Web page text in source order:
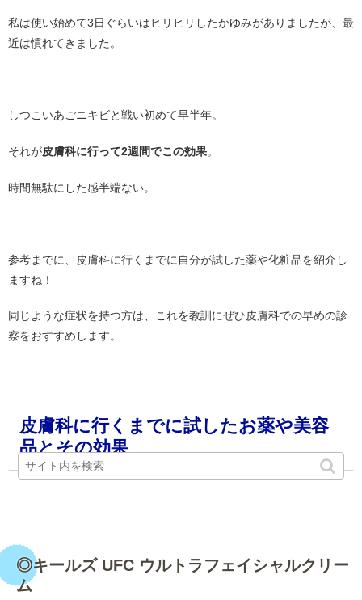
私は使い始めて3日ぐらいはヒリヒリしたかゆみがありましたが、最
近は慣れてきました。
しつこいあごニキビと戦い初めて早半年。
それが皮膚科に行って2週間でこの効果。
時間無駄にした感半端ない。
参考までに、皮膚科に行くまでに自分が試した薬や化粧品を紹介し
ますね！
同じような症状を持つ方は、これを教訓にぜひ皮膚科での早めの診
察をおすすめします。
皮膚科に行くまでに試したお薬や美容
品とその効果
◎キールズ UFC ウルトラフェイシャルクリー
ム